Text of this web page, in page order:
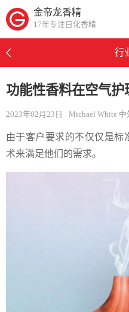
金帝龙香精
17年专注日化香精
行
功能性香料在空气护
2023年02月23日 Michael White
由于客户要求的不仅仅是标
术来满足他们的需求。